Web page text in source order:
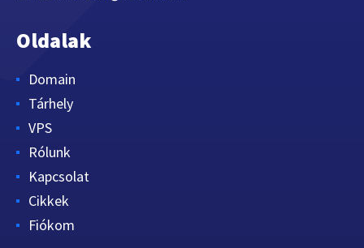
Oldalak
Domain
Tárhely
VPS
Rólunk
Kapcsolat
Cikkek
Fiókom